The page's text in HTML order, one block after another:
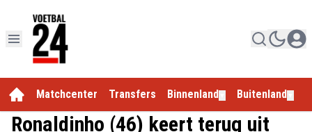
Matchcenter Transfers Binnenland Buitenland
Ronaldinho (46) keert terug uit